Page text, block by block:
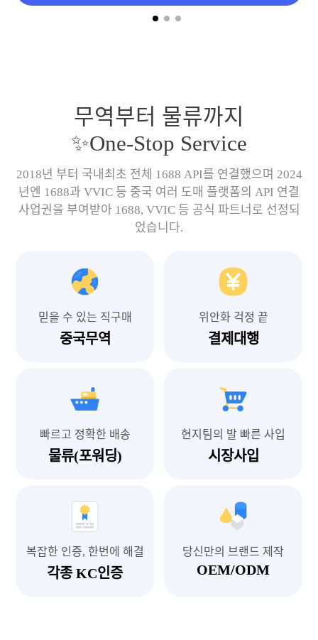
무역부터 물류까지
✨One-Stop Service
2018년 부터 국내최초 전체 1688 API를 연결했으며 2024
년엔 1688과 VVIC 등 중국 여러 도매 플랫폼의 API 연결
사업권을 부여받아 1688, VVIC 등 공식 파트너로 선정되
었습니다.
믿을 수 있는 직구매
중국무역
위안화 걱정 끝
결제대행
빠르고 정확한 배송
물류(포워딩)
현지팀의 발 빠른 사입
시장사입
복잡한 인증, 한번에 해결
각종 KC인증
당신만의 브랜드 제작
OEM/ODM